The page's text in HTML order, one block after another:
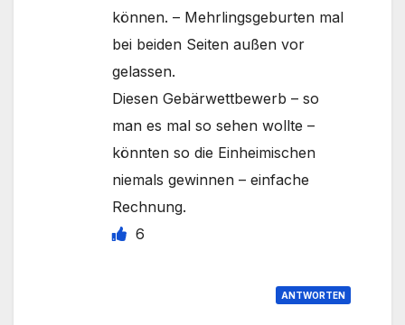
können. – Mehrlingsgeburten mal
bei beiden Seiten außen vor
gelassen.
Diesen Gebärwettbewerb – so
man es mal so sehen wollte –
könnten so die Einheimischen
niemals gewinnen – einfache
Rechnung.
6
ANTWORTEN